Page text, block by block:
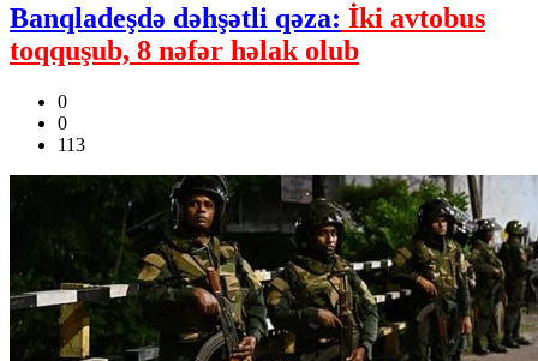
Banqladeşdə dəhşətli qəza: İki avtobus
toqquşub, 8 nəfər həlak olub
0
0
113